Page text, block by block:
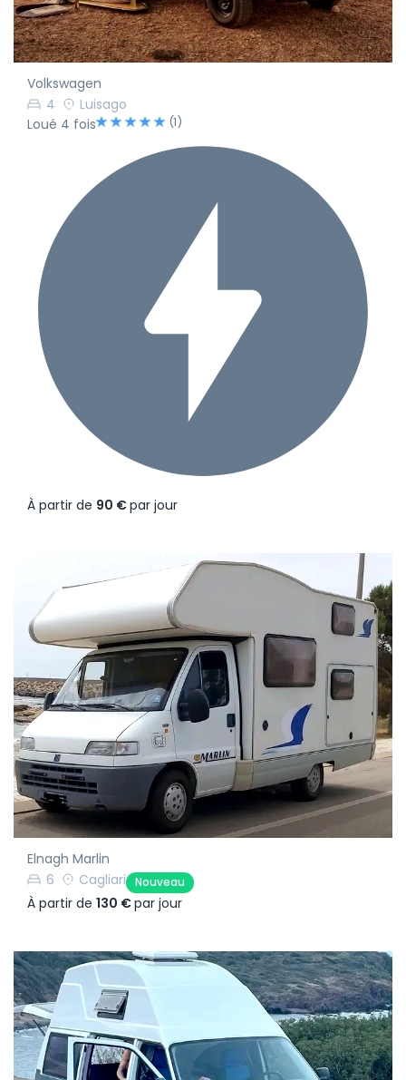
Volkswagen
4
Luisago
Loué 4 fois
(1)
À partir de 90 €par jour
Elnagh Marlin
6
Cagliari Nouveau
À partir de 130 €par jour